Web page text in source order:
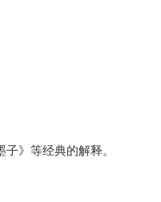
》等经典的解释。